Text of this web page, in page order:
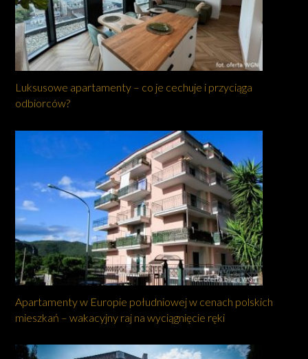
Luksusowe apartamenty – co je cechuje i przyciąga
odbiorców?
Apartamenty w Europie południowej w cenach polskich
mieszkań – wakacyjny raj na wyciągnięcie ręki